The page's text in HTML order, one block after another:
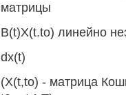
матрицы
B(t)X(t.to) линейно
dx(t)
(X(t,to) - матрица